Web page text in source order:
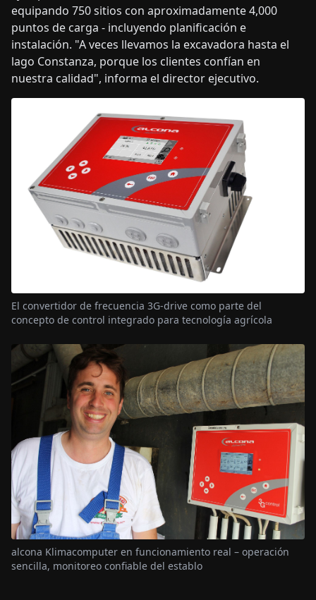
equipando 750 sitios con aproximadamente 4,000
puntos de carga - incluyendo planificación e
instalación. "A veces llevamos la excavadora hasta el
lago Constanza, porque los clientes confían en
nuestra calidad", informa el director ejecutivo.
El convertidor de frecuencia 3G-drive como parte del
concepto de control integrado para tecnología agrícola
alcona Klimacomputer en funcionamiento real – operación
sencilla, monitoreo confiable del establo